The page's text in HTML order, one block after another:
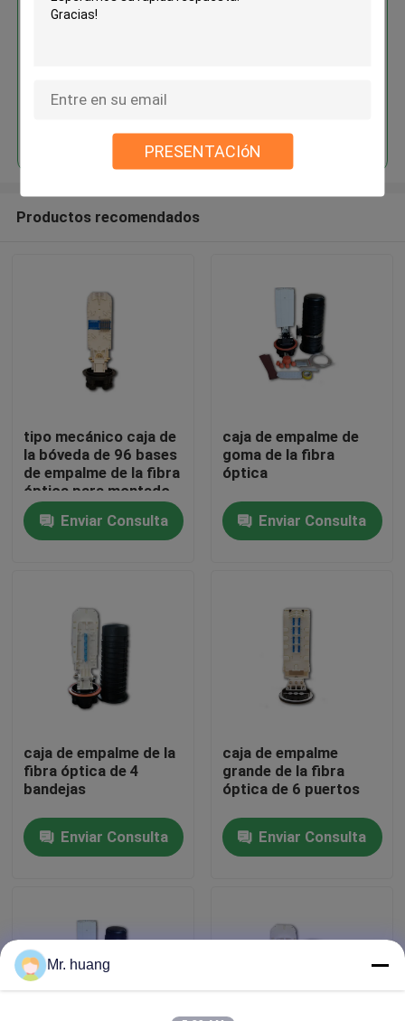
PRESENTACIóN
Hogar
Sobre nosotros
Viaje de la fábrica
Cierre de Empalme de fibra óptica
Cúpula de fibra óptica de cierre de empalme
recinto del empalme de la fibra
Productos recomendados
tipo mecánico caja de
la bóveda de 96 bases
de empalme de la fibra
óptica para montado
en la pared
Enviar Consulta
caja de empalme de
goma de la fibra
óptica
Enviar Consulta
caja de empalme de la
fibra óptica de 4
bandejas
Enviar Consulta
caja de empalme
grande de la fibra
óptica de 6 puertos
Enviar Consulta
Mr. huang